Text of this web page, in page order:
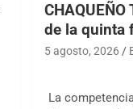
de la quinta
5 agosto, 2026
La